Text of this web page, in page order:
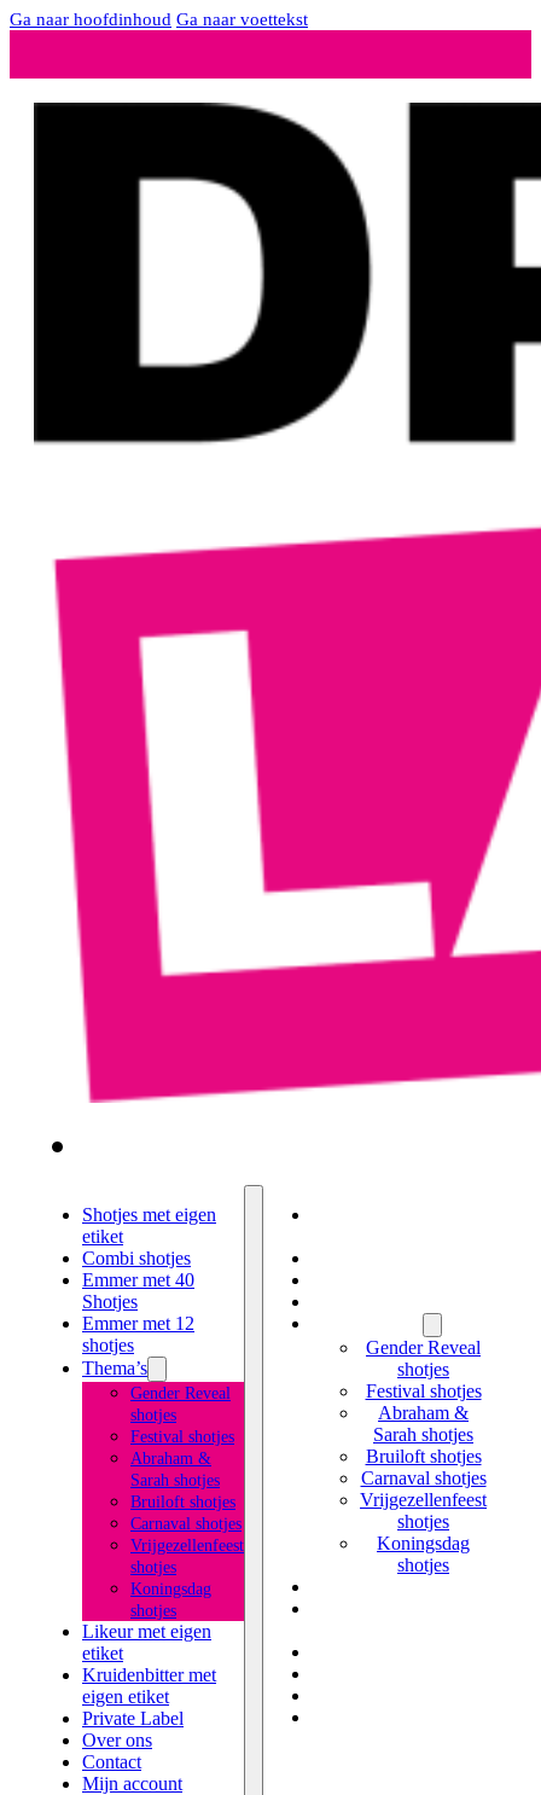
Ga naar hoofdinhoud Ga naar voettekst
Shotjes met eigen
etiket
Combi shotjes
Emmer met 40
Shotjes
Emmer met 12
shotjes
Thema’s
Gender Reveal
shotjes
Festival shotjes
Abraham &
Sarah shotjes
Bruiloft shotjes
Carnaval shotjes
Vrijgezellenfeest
shotjes
Koningsdag
shotjes
Likeur met eigen
etiket
Kruidenbitter met
eigen etiket
Private Label
Over ons
Contact
Mijn account
Gender Reveal
shotjes
Festival shotjes
Abraham &
Sarah shotjes
Bruiloft shotjes
Carnaval shotjes
Vrijgezellenfeest
shotjes
Koningsdag
shotjes